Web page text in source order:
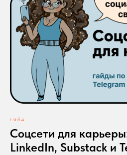
гайд
Соцсети для
LinkedIn, Substack и